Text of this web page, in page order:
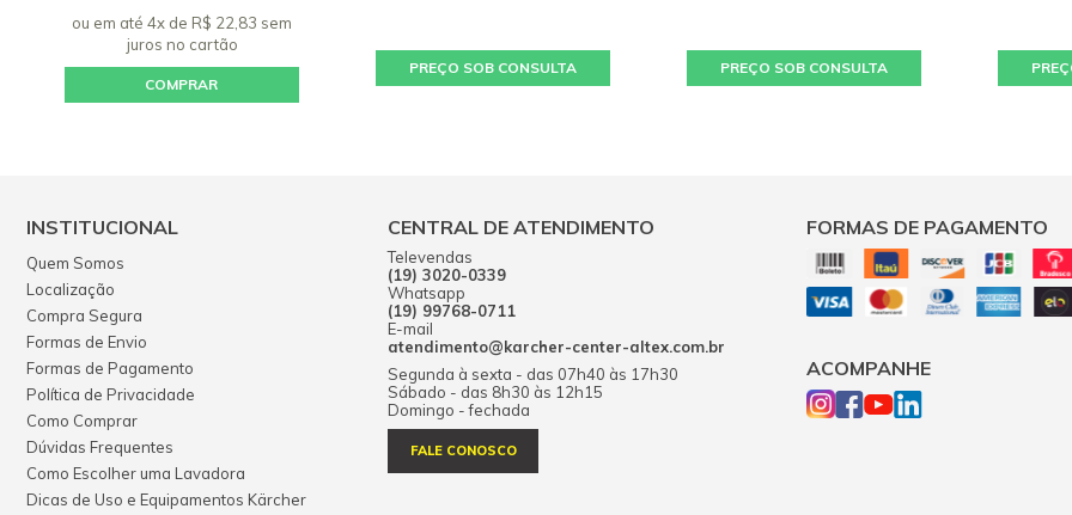
ou em até 4x de R$ 22,83 sem
juros no cartão
COMPRAR
PREÇO SOB CONSULTA PREÇO SOB CONSULTA
INSTITUCIONAL
Quem Somos
Localização
Compra Segura
Formas de Envio
Formas de Pagamento
Política de Privacidade
Como Comprar
Dúvidas Frequentes
Como Escolher uma Lavadora
Dicas de Uso e Equipamentos Kärcher
CENTRAL DE ATENDIMENTO
Televendas
(19) 3020-0339
Whatsapp
(19) 99768-0711
E-mail
atendimento@karcher-center-altex.com.br
Segunda à sexta - das 07h40 às 17h30
Sábado - das 8h30 às 12h15
Domingo - fechada
FALE CONOSCO
FORMAS DE PAGAMENTO
ACOMPANHE